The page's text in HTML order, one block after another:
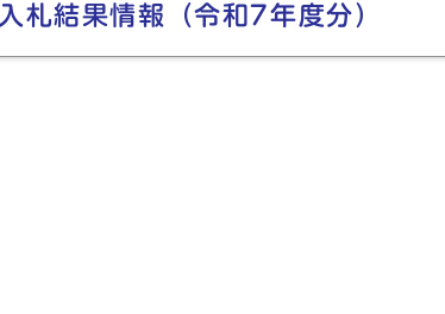
入札結果情報（令和7年度分）